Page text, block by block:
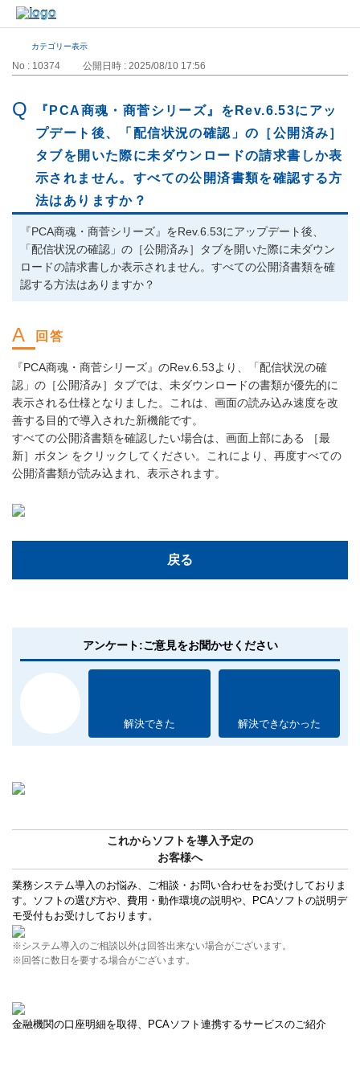
カテゴリー表示
No : 10374 公開日時 : 2025/08/10 17:56
『PCA商魂・商菅シリーズ』をRev.6.53にアッ
プデート後、「配信状況の確認」の［公開済み］
タブを開いた際に未ダウンロードの請求書しか表
示されません。すべての公開済書類を確認する方
法はありますか？
『PCA商魂・商菅シリーズ』をRev.6.53にアップデート後、
「配信状況の確認」の［公開済み］タブを開いた際に未ダウン
ロードの請求書しか表示されません。すべての公開済書類を確
認する方法はありますか？
『PCA商魂・商菅シリーズ』のRev.6.53より、「配信状況の確
認」の［公開済み］タブでは、未ダウンロードの書類が優先的に
表示される仕様となりました。これは、画面の読み込み速度を改
善する目的で導入された新機能です。
すべての公開済書類を確認したい場合は、画面上部にある ［最
新］ボタン をクリックしてください。これにより、再度すべての
公開済書類が読み込まれ、表示されます。
戻る
アンケート:ご意見をお聞かせください
解決できた 解決できなかった
これからソフトを導入予定の
お客様へ
業務システム導入のお悩み、ご相談・お問い合わせをお受けしておりま
す。ソフトの選び方や、費用・動作環境の説明や、PCAソフトの説明デ
モ受付もお受けしております。
※システム導入のご相談以外は回答出来ない場合がございます。
※回答に数日を要する場合がございます。
金融機関の口座明細を取得、PCAソフト連携するサービスのご紹介